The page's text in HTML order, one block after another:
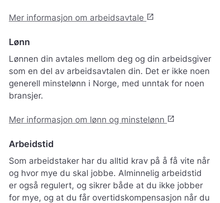
Mer informasjon om arbeidsavtale open_in_new
Lønn
Lønnen din avtales mellom deg og din arbeidsgiver
som en del av arbeidsavtalen din. Det er ikke noen
generell minstelønn i Norge, med unntak for noen
bransjer.
Mer informasjon om lønn og minstelønn open_in_new
Arbeidstid
Som arbeidstaker har du alltid krav på å få vite når
og hvor mye du skal jobbe. Alminnelig arbeidstid
er også regulert, og sikrer både at du ikke jobber
for mye, og at du får overtidskompensasjon når du